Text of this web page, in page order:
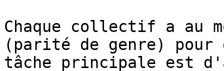
Chaque collectif a au
(parité de genre) pour
tâche principale est